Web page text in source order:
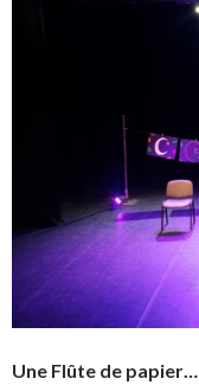
Une Flûte de papier…